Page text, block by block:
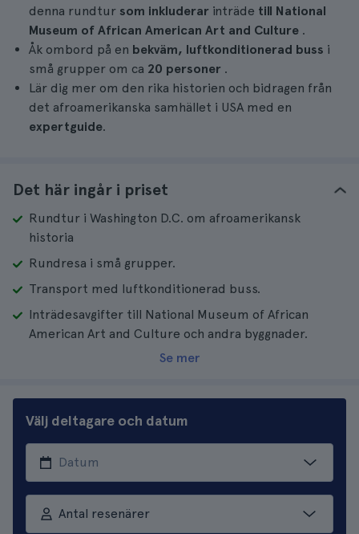
denna rundtur som inkluderar inträde till National
Museum of African American Art and Culture .
Åk ombord på en bekväm, luftkonditionerad buss i
små grupper om ca 20 personer .
Lär dig mer om den rika historien och bidragen från
det afroamerikanska samhället i USA med en
expertguide.
Det här ingår i priset
Rundtur i Washington D.C. om afroamerikansk
historia
Rundresa i små grupper.
Transport med luftkonditionerad buss.
Inträdesavgifter till National Museum of African
American Art and Culture och andra byggnader.
Se mer
Välj deltagare och datum
Antal resenärer